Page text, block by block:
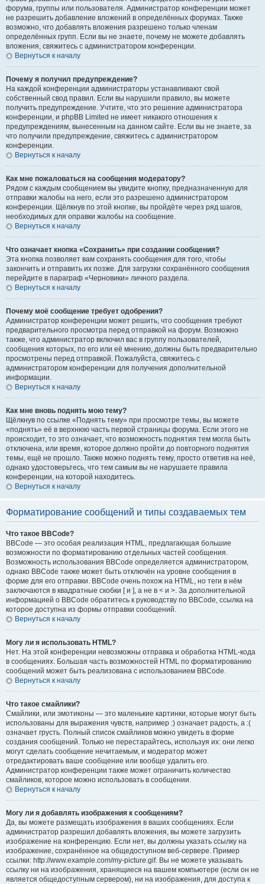
форума, группы или пользователя. Администратор конференции может
не разрешить добавление вложений в определённых форумах. Также
возможно, что добавлять вложения разрешено только членам
определённых групп. Если вы не знаете, почему не можете добавлять
вложения, свяжитесь с администратором конференции.
Вернуться к началу
Почему я получил предупреждение?
На каждой конференции администраторы устанавливают свой
собственный свод правил. Если вы нарушили правило, вы можете
получить предупреждение. Учтите, что это решение администратора
конференции, и phpBB Limited не имеет никакого отношения к
предупреждениям, вынесенным на данном сайте. Если вы не знаете, за
что получили предупреждение, свяжитесь с администратором
конференции.
Вернуться к началу
Как мне пожаловаться на сообщения модератору?
Рядом с каждым сообщением вы увидите кнопку, предназначенную для
отправки жалобы на него, если это разрешено администратором
конференции. Щёлкнув по этой кнопке, вы пройдёте через ряд шагов,
необходимых для оправки жалобы на сообщение.
Вернуться к началу
Что означает кнопка «Сохранить» при создании сообщения?
Эта кнопка позволяет вам сохранять сообщения для того, чтобы
закончить и отправить их позже. Для загрузки сохранённого сообщения
перейдите в параграф «Черновики» личного раздела.
Вернуться к началу
Почему моё сообщение требует одобрения?
Администратор конференции может решить, что сообщения требуют
предварительного просмотра перед отправкой на форум. Возможно
также, что администратор включил вас в группу пользователей,
сообщения которых, по его или её мнению, должны быть предварительно
просмотрены перед отправкой. Пожалуйста, свяжитесь с
администратором конференции для получения дополнительной
информации.
Вернуться к началу
Как мне вновь поднять мою тему?
Щёлкнув по ссылке «Поднять тему» при просмотре темы, вы можете
«поднять» её в верхнюю часть первой страницы форума. Если этого не
происходит, то это означает, что возможность поднятия тем могла быть
отключена, или время, которое должно пройти до повторного поднятия
темы, ещё не прошло. Также можно поднять тему, просто ответив на неё,
однако удостоверьтесь, что тем самым вы не нарушаете правила
конференции, на которой находитесь.
Вернуться к началу
Форматирование сообщений и типы создаваемых тем
Что такое BBCode?
BBCode — это особая реализация HTML, предлагающая большие
возможности по форматированию отдельных частей сообщения.
Возможность использования BBCode определяется администратором,
однако BBCode также может быть отключён на уровне сообщения в
форме для его отправки. BBCode очень похож на HTML, но теги в нём
заключаются в квадратные скобки [ и ], а не в < и >. За дополнительной
информацией о BBCode обратитесь к руководству по BBCode, ссылка на
которое доступна из формы отправки сообщений.
Вернуться к началу
Могу ли я использовать HTML?
Нет. На этой конференции невозможны отправка и обработка HTML-кода
в сообщениях. Большая часть возможностей HTML по форматированию
сообщений может быть реализована с использованием BBCode.
Вернуться к началу
Что такое смайлики?
Смайлики, или эмотиконы — это маленькие картинки, которые могут быть
использованы для выражения чувств, например :) означает радость, а :(
означает грусть. Полный список смайликов можно увидеть в форме
создания сообщений. Только не перестарайтесь, используя их: они легко
могут сделать сообщение нечитаемым, и модератор может
отредактировать ваше сообщение или вообще удалить его.
Администратор конференции также может ограничить количество
смайликов, которое можно использовать в сообщении.
Вернуться к началу
Могу ли я добавлять изображения к сообщениям?
Да, вы можете размещать изображения в ваших сообщениях. Если
администратор разрешил добавлять вложения, вы можете загрузить
изображение на конференцию. Если нет, вы должны указать ссылку на
изображение, сохранённое на общедоступном веб-сервере. Пример
ссылки: http://www.example.com/my-picture.gif. Вы не можете указывать
ссылку ни на изображения, хранящиеся на вашем компьютере (если он не
является общедоступным сервером), ни на изображения, для доступа к